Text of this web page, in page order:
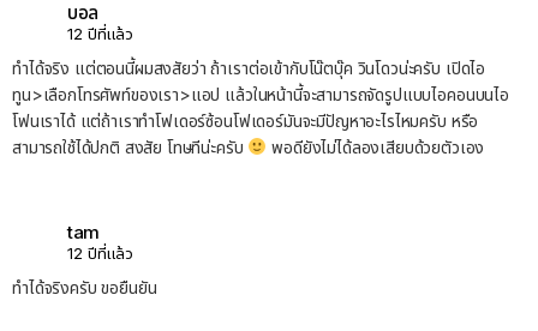
บอล
12 ปีที่แล้ว
ทำได้จริง แต่ตอนนี้ผมสงสัยว่า ถ้าเราต่อเข้ากับโน๊ตบุ๊ค วินโดวน่ะครับ เปิดไอ
ทูน>เลือกโทรศัพท์ของเรา>แอป แล้วในหน้านี้จะสามารถจัดรูปแบบไอคอนบนไอ
โฟนเราได้ แต่ถ้าเราทำโฟเดอร์ซ้อนโฟเดอร์มันจะมีปัญหาอะไรไหมครับ หรือ
สามารถใช้ได้ปกติ สงสัย โทษทีน่ะครับ
พอดียังไม่ได้ลองเสียบด้วยตัวเอง
tam
12 ปีที่แล้ว
ทำได้จริงครับ ขอยืนยัน